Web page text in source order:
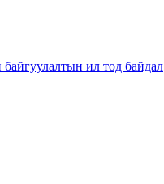
ил тод байдал